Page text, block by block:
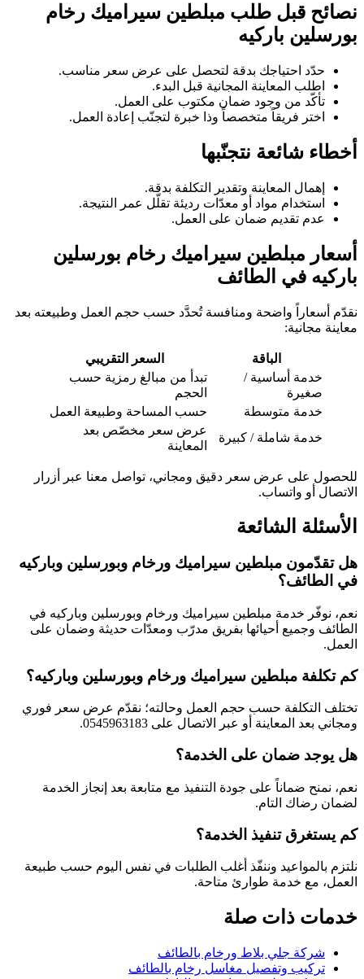
نصائح قبل طلب مبلطين سيراميك رخام
بورسلين باركيه
حدّد احتياجك بدقة لتحصل على عرض سعر مناسب.
اطلب المعاينة المجانية قبل البدء.
تأكّد من وجود ضمان مكتوب على العمل.
اختر فريقاً متخصصاً وذا خبرة لتجنّب إعادة العمل.
أخطاء شائعة نتجنّبها
إهمال المعاينة وتقدير التكلفة بدقة.
استخدام مواد أو معدّات رديئة تقلّل عمر النتيجة.
عدم تقديم ضمان على العمل.
أسعار مبلطين سيراميك رخام بورسلين
باركيه في الطائف
نقدّم أسعاراً واضحة ومنافسة تُحدَّد حسب حجم العمل وطبيعته بعد
معاينة مجانية:
الباقة
السعر التقريبي
خدمة أساسية /
صغيرة
تبدأ من مبالغ رمزية حسب
الحجم
خدمة متوسطة
حسب المساحة وطبيعة العمل
خدمة شاملة / كبيرة
عرض سعر مخصّص بعد
المعاينة
للحصول على عرض سعر دقيق ومجاني، تواصل معنا عبر أزرار
الاتصال أو واتساب.
الأسئلة الشائعة
هل تقدّمون مبلطين سيراميك ورخام وبورسلين وباركيه
في الطائف؟
نعم، نوفّر خدمة مبلطين سيراميك ورخام وبورسلين وباركيه في
الطائف وجميع أحيائها بفريق مدرّب ومعدّات حديثة وضمان على
العمل.
كم تكلفة مبلطين سيراميك ورخام وبورسلين وباركيه؟
تختلف التكلفة حسب حجم العمل وحالته؛ نقدّم عرض سعر فوري
ومجاني بعد المعاينة أو عبر الاتصال على 0545963183.
هل يوجد ضمان على الخدمة؟
نعم، نمنح ضماناً على جودة التنفيذ مع متابعة بعد إنجاز الخدمة
لضمان رضاك التام.
كم يستغرق تنفيذ الخدمة؟
نلتزم بالمواعيد وننفّذ أغلب الطلبات في نفس اليوم حسب طبيعة
العمل، مع خدمة طوارئ متاحة.
خدمات ذات صلة
شركة جلي بلاط ورخام بالطائف
تركيب وتفصيل مغاسل رخام بالطائف